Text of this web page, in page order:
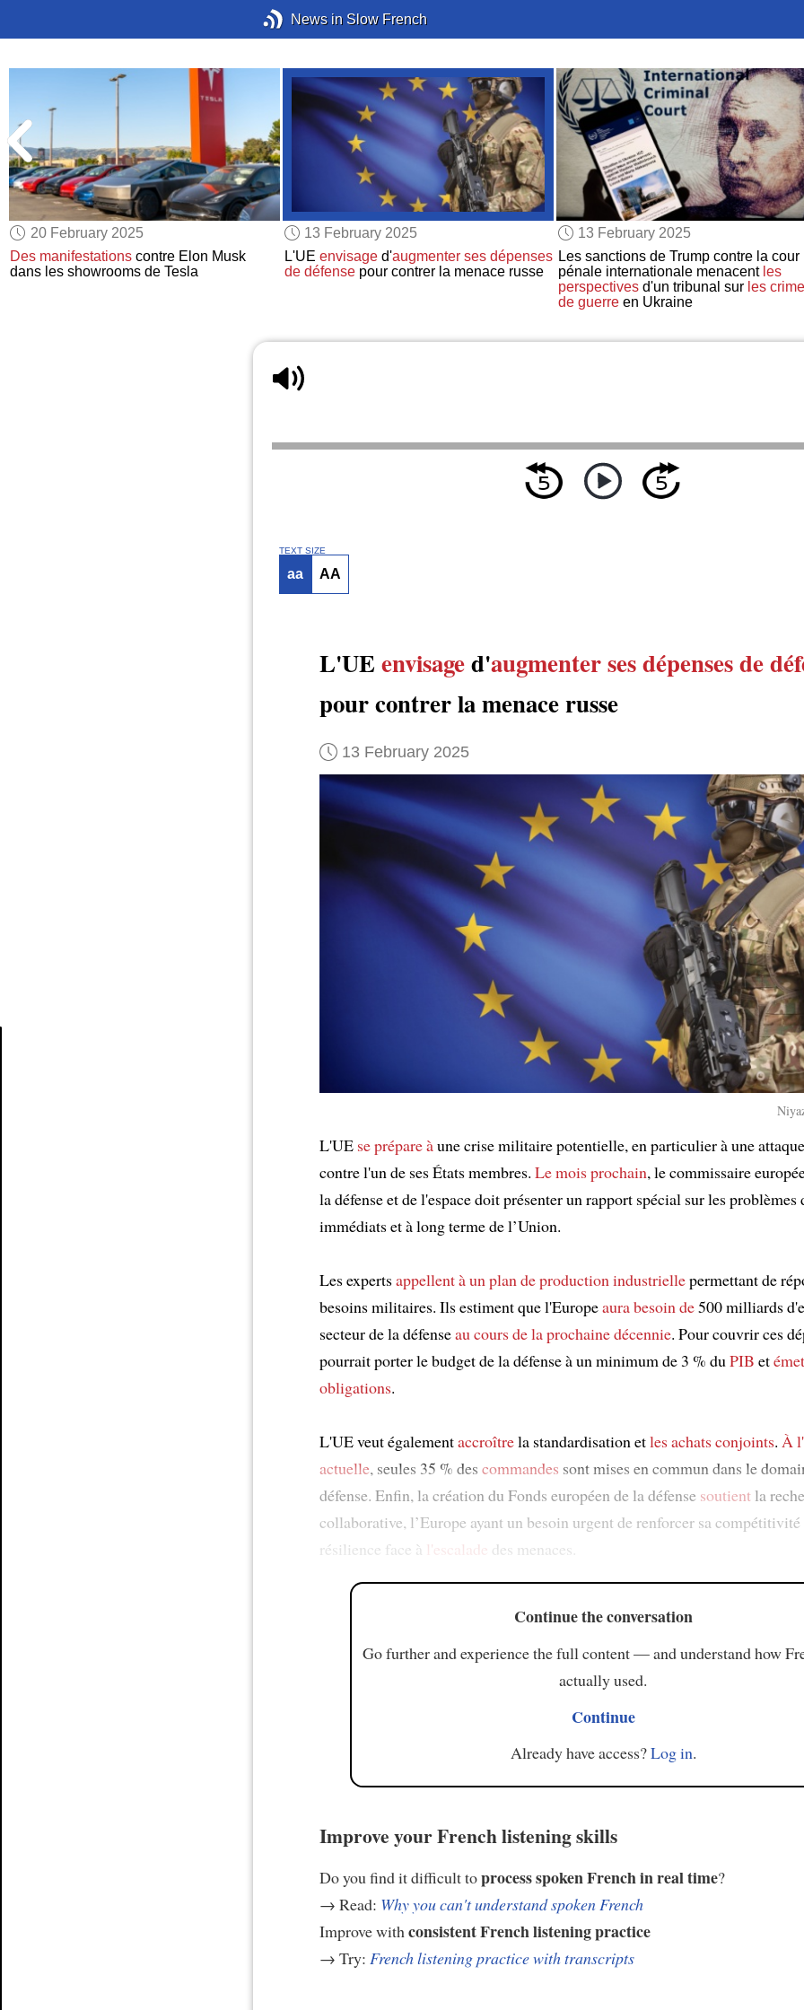
News in Slow French
20 February 2025
Des manifestations contre Elon Musk
dans les showrooms de Tesla
13 February 2025
L'UE envisaged'augmenter ses dépenses
de défensepour contrer la menace russe
13 February 2025
Les sanctions de Trump contre la cour
pénale internationale menacent les
perspectivesd'un tribunal sur les
de guerreen Ukraine
TEXT SIZE
aa AA
L'UEenvisaged'augmenterses dépenses de
pour contrer la menace russe
13 February 2025
L'UE se prépare àune crise militaire potentielle, en particulier à une
contre l'un de ses États membres. Le mois prochain, le commissaire
la défense et de l'espace doit présenter un rapport spécial sur les problèmes
immédiats et à long terme de l’Union.
Les expertsappellent àun plan de production industriellepermettant de
besoins militaires. Ils estiment que l'Europeaura besoin de500 milliards
secteur de la défenseau cours de la prochaine décennie. Pour couvrir ces
pourrait porter le budget de la défense à un minimum de 3 % duPIB et
obligations.
L'UE veut égalementaccroîtrela standardisation etles achats conjoints. À
actuelle, seules 35 % des commandes sont mises en commun dans le
défense. Enfin, la création du Fonds européen de la défense soutient la
collaborative, l’Europe ayant un besoin urgent de renforcer sa compétitivité
résilience face à l'escalade des menaces.
Continue the conversation
Go further and experience the full content — and understand how
actually used.
Continue
Already have access?Log in.
Improve your French listening skills
Do you find it difficult toprocess spoken French in real time?
→ Read: Why you can't understand spoken French
Improve with consistent French listening practice
→ Try: French listening practice with transcripts